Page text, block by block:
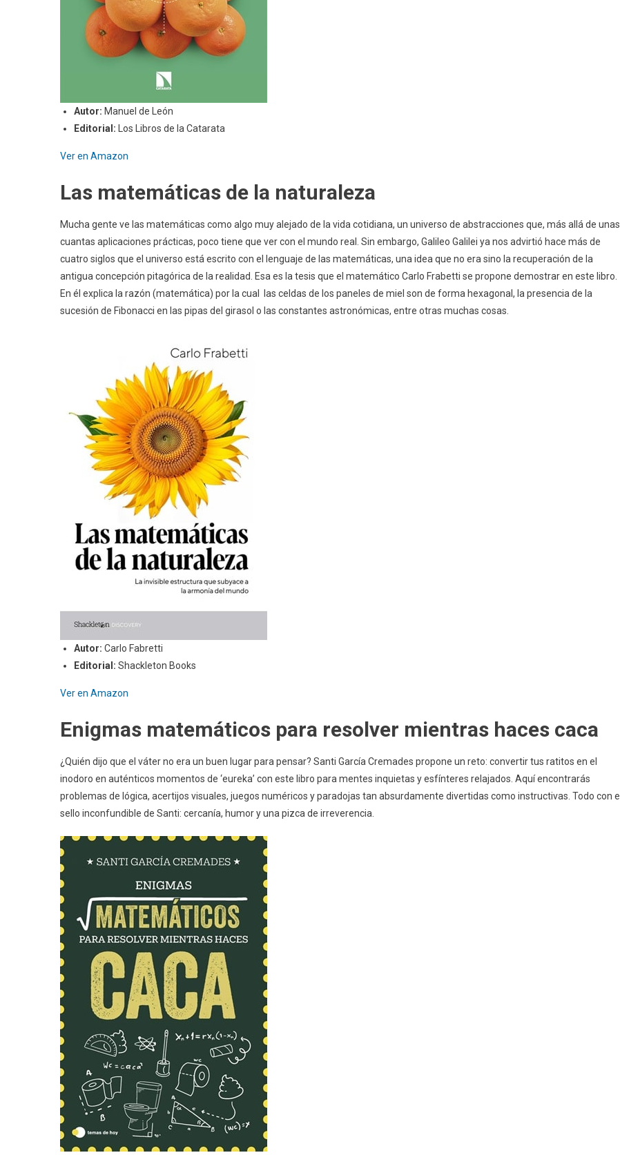
Autor: Manuel de León
Editorial:
Los Libros de la Catarata
Ver en Amazon
Las matemáticas de la naturaleza
Mucha gente ve las matemáticas como algo muy alejado de la vida cotidiana, un universo de abstracciones que, más allá de unas
cuantas aplicaciones prácticas, poco tiene que ver con el mundo real. Sin embargo, Galileo Galilei ya nos advirtió hace más de
cuatro siglos que el universo está escrito con el lenguaje de las matemáticas, una idea que no era sino la recuperación de la
antigua concepción pitagórica de la realidad. Esa es la tesis que el matemático Carlo Frabetti se propone demostrar en este libro.
En él explica la razón (matemática) por la cual las celdas de los paneles de miel son de forma hexagonal, la presencia de la
sucesión de Fibonacci en las pipas del girasol o las constantes astronómicas, entre otras muchas cosas.
Autor: Carlo Fabretti
Editorial: Shackleton Books
Ver en Amazon
Enigmas matemáticos para resolver mientras haces caca
¿Quién dijo que el váter no era un buen lugar para pensar? Santi García Cremades propone un reto: convertir tus ratitos en el
inodoro en auténticos momentos de ‘eureka’ con este libro para mentes inquietas y esfínteres relajados. Aquí encontrarás
problemas de lógica, acertijos visuales, juegos numéricos y paradojas tan absurdamente divertidas como instructivas. Todo con el
sello inconfundible de Santi: cercanía, humor y una pizca de irreverencia.